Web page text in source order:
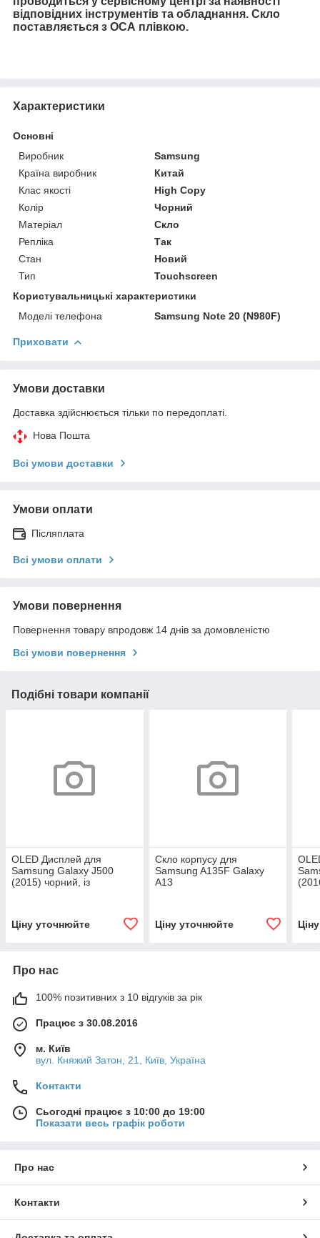
відповідних інструментів та обладнання. Скло
поставляється з ОСА плівкою.
Характеристики
Основні
Виробник
Samsung
Країна виробник
Китай
Клас якості
High Copy
Колір
Чорний
Матеріал
Скло
Репліка
Так
Стан
Новий
Тип
Touchscreen
Користувальницькі характеристики
Моделі телефона
Samsung Note 20 (N980F)
Приховати
Умови доставки
Доставка здійснюється тільки по передоплаті.
Нова Пошта
Всі умови доставки
Умови оплати
Післяплата
Всі умови оплати
Умови повернення
Повернення товару впродовж 14 днів за домовленістю
Всі умови повернення
Подібні товари компанії
OLED Дисплей для
Samsung Galaxy J500
(2015) чорний, із
Ціну уточнюйте
Скло корпусу для
Samsung A135F Galaxy
A13
Ціну уточнюйте
Про нас
100% позитивних з 10 відгуків за рік
Працює з 30.08.2016
м. Київ
вул. Княжий Затон, 21, Київ, Україна
Контакти
Сьогодні працює з 10:00 до 19:00
Показати весь графік роботи
Про нас
Контакти